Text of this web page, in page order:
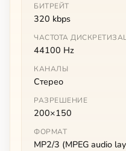
БИТРЕЙТ
320 kbps
ЧАСТОТА
44100 Hz
КАНАЛЫ
Стерео
РАЗРЕШЕНИЕ
200×150
ФОРМАТ
MP2/3 (MPEG audio